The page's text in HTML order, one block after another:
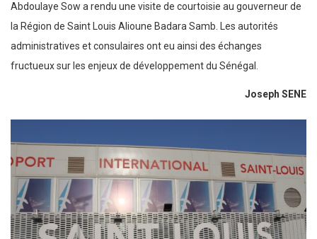
Abdoulaye Sow a rendu une visite de courtoisie au gouverneur de
la Région de Saint Louis Alioune Badara Samb. Les autorités
administratives et consulaires ont eu ainsi des échanges
fructueux sur les enjeux de développement du Sénégal.
Joseph SENE